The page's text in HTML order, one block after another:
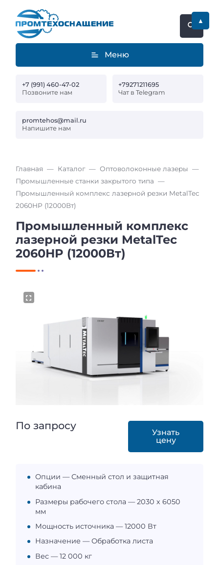
Меню
+7 (991) 460-47-02
Позвоните нам
+79271211695
Чат в Telegram
promtehos@mail.ru
Напишите нам
Главная Каталог
Оптоволоконные лазеры
Промышленные станки закрытого типа
Промышленный комплекс лазерной резки MetalTec
2060HP (12000Вт)
Промышленный комплекс
лазерной резки MetalTec
2060HP (12000Вт)
По запросу
Узнать
цену
Опции — Сменный стол и защитная
кабина
Размеры рабочего стола — 2030 х 6050
мм
Мощность источника — 12000 Вт
Назначение — Обработка листа
Вес — 12 000 кг
▲